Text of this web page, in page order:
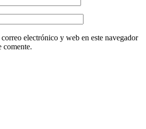
electrónico y web en este navegador
comente.